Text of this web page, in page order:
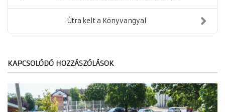
Útra kelt a Könyvangyal
KAPCSOLÓDÓ HOZZÁSZÓLÁSOK